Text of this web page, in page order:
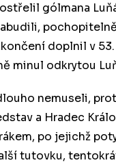
gólmana
doplnil v
minul odkrytou
nemuseli,
a Hradec
po jejichž
tutovku,